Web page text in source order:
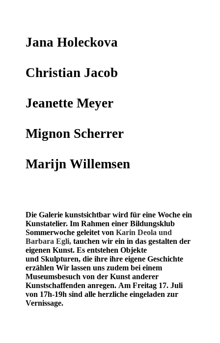
Jana Holeckova
Christian Jacob
Jeanette Meyer
Mignon Scherrer
Marijn Willemsen
Die Galerie kunstsichtbar wird für eine Woche ein
Kunstatelier. Im Rahmen einer Bildungsklub
Sommerwoche geleitet vonKarin Deola und
Barbara Egli,tauchen wir ein in das gestalten der
eigenen Kunst. Es entstehen Objekte
und Skulpturen, die ihre ihre eigene Geschichte
erzählen Wir lassen uns zudem bei einem
Museumsbesuch von der Kunst anderer
Kunstschaffenden anregen. Am Freitag 17. Juli
von 17h-19h sind alle herzliche eingeladen zur
Vernissage.